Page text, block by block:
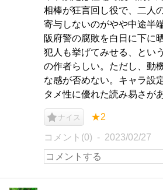
相棒が狂言回し役で、二人
寄与しないのがやや中途半
阪府警の腐敗を白日に下に
犯人も挙げてみせる、とい
の作者らしい。ただし、動
な感が否めない。キャラ設
タメ性に優れた読み易さが
ナイス ★2
コメント(0) 2023/02/27